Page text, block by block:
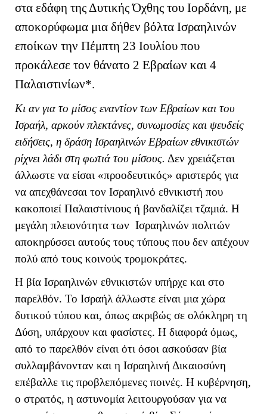
στα εδάφη της Δυτικής Όχθης του Ιορδάνη, με
αποκορύφωμα μια δήθεν βόλτα Ισραηλινών
εποίκων την Πέμπτη 23 Ιουλίου που
προκάλεσε τον θάνατο 2 Εβραίων και 4
Παλαιστινίων*.
Κι αν για το μίσος εναντίον των Εβραίων και του
Ισραήλ, αρκούν πλεκτάνες, συνωμοσίες και ψευδείς
ειδήσεις, η δράση Ισραηλινών Εβραίων εθνικιστών
ρίχνει λάδι στη φωτιά του μίσους. Δεν χρειάζεται
άλλωστε να είσαι «προοδευτικός» αριστερός για
να απεχθάνεσαι τον Ισραηλινό εθνικιστή που
κακοποιεί Παλαιστίνιους ή βανδαλίζει τζαμιά. Η
μεγάλη πλειονότητα των Ισραηλινών πολιτών
αποκηρύσσει αυτούς τους τύπους που δεν απέχουν
πολύ από τους κοινούς τρομοκράτες.
Η βία Ισραηλινών εθνικιστών υπήρχε και στο
παρελθόν. Το Ισραήλ άλλωστε είναι μια χώρα
δυτικού τύπου και, όπως ακριβώς σε ολόκληρη τη
Δύση, υπάρχουν και φασίστες. Η διαφορά όμως,
από το παρελθόν είναι ότι όσοι ασκούσαν βία
συλλαμβάνονταν και η Ισραηλινή Δικαιοσύνη
επέβαλλε τις προβλεπόμενες ποινές. Η κυβέρνηση,
ο στρατός, η αστυνομία λειτουργούσαν για να